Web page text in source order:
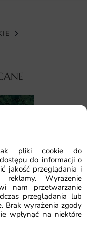
pliki cookie do
do informacji o
jakość przeglądania i
reklamy. Wyrażenie
nam przetwarzanie
przeglądania lub
Brak wyrażenia zgody
wpłynąć na niektóre
właściwe
Pasy są
pracy nawet
w wnętrze o
wzrok i zapada w
bez
41.93zł
Najniższa cena